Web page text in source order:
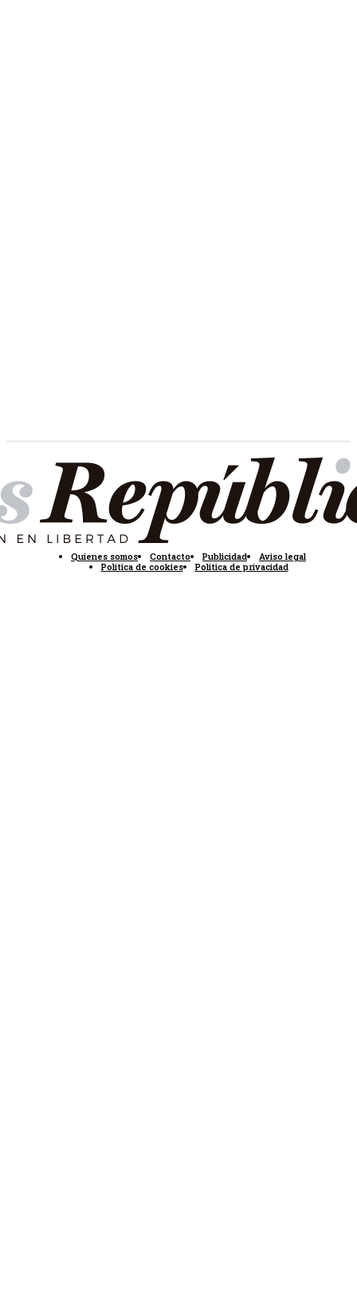
Quienes somos Contacto Publicidad
Aviso legal
Política de cookies
Política de privacidad